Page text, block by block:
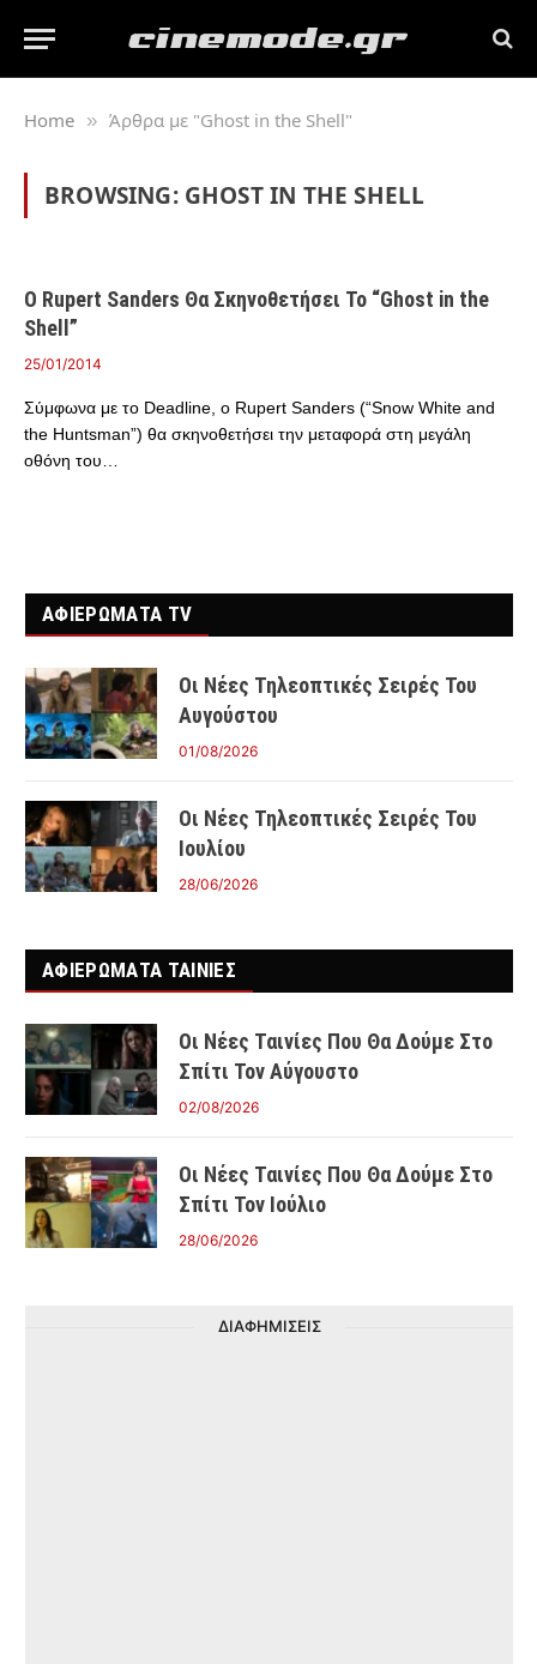
Home » Άρθρα με "Ghost in the Shell"
BROWSING: GHOST IN THE SHELL
Ο Rupert Sanders Θα Σκηνοθετήσει Το “Ghost in the
Shell”
25/01/2014
Σύμφωνα με το Deadline, ο Rupert Sanders (“Snow White and
the Huntsman”) θα σκηνοθετήσει την μεταφορά στη μεγάλη
οθόνη του…
ΑΦΙΕΡΩΜΑΤΑ TV
Οι Νέες Τηλεοπτικές Σειρές Του
Αυγούστου
01/08/2026
Οι Νέες Τηλεοπτικές Σειρές Του
Ιουλίου
28/06/2026
ΑΦΙΕΡΩΜΑΤΑ ΤΑΙΝΊΕΣ
Οι Νέες Ταινίες Που Θα Δούμε Στο
Σπίτι Τον Αύγουστο
02/08/2026
Οι Νέες Ταινίες Που Θα Δούμε Στο
Σπίτι Τον Ιούλιο
28/06/2026
ΔΙΑΦΗΜΙΣΕΙΣ